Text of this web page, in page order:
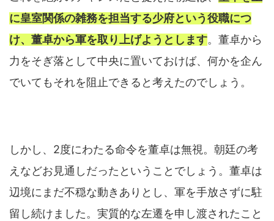
に皇室関係の雑務を担当する少府という役職につ
け、董卓から軍を取り上げようとします。董卓から
力をそぎ落として中央に置いておけば、何かを企ん
でいてもそれを阻止できると考えたのでしょう。
しかし、2度にわたる命令を董卓は無視。朝廷の考
えなどお見通しだったということでしょう。董卓は
辺境にまだ不穏な動きありとし、軍を手放さずに駐
留し続けました。実質的な左遷を申し渡されたこと